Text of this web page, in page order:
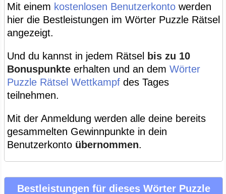
Mit einem kostenlosen Benutzerkonto werden
hier die Bestleistungen im Wörter Puzzle Rätsel
angezeigt.
Und du kannst in jedem Rätsel
bis zu 10
Bonuspunkte erhalten und an dem Wörter
Puzzle Rätsel Wettkampf des Tages
teilnehmen.
Mit der Anmeldung werden alle deine bereits
gesammelten Gewinnpunkte in dein
Benutzerkonto übernommen.
Bestleistungen für dieses Wörter Puzzle